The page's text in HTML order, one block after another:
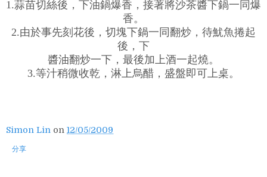
1.蒜苗切絲後，下油鍋爆香，接著將沙茶醬下鍋一同爆
香。
2.由於事先刻花後，切塊下鍋一同翻炒，待魷魚捲起
後，下
醬油翻炒一下，最後加上酒一起燒。
3.等汁稍微收乾，淋上烏醋，盛盤即可上桌。
Simon Lin on 12/05/2009
分享